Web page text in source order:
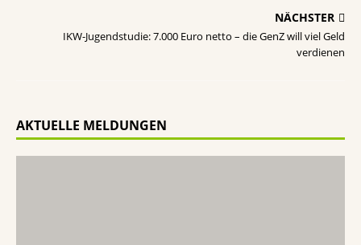
NÄCHSTER
IKW-Jugendstudie: 7.000 Euro netto – die GenZ will viel Geld
verdienen
AKTUELLE MELDUNGEN